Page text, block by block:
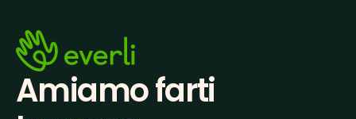
Amiamo farti